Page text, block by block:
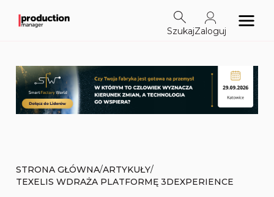
SzukajZaloguj
STRONA GŁÓWNA/ARTYKUŁY/
TEXELIS WDRAŻA PLATFORMĘ 3DEXPERIENCE